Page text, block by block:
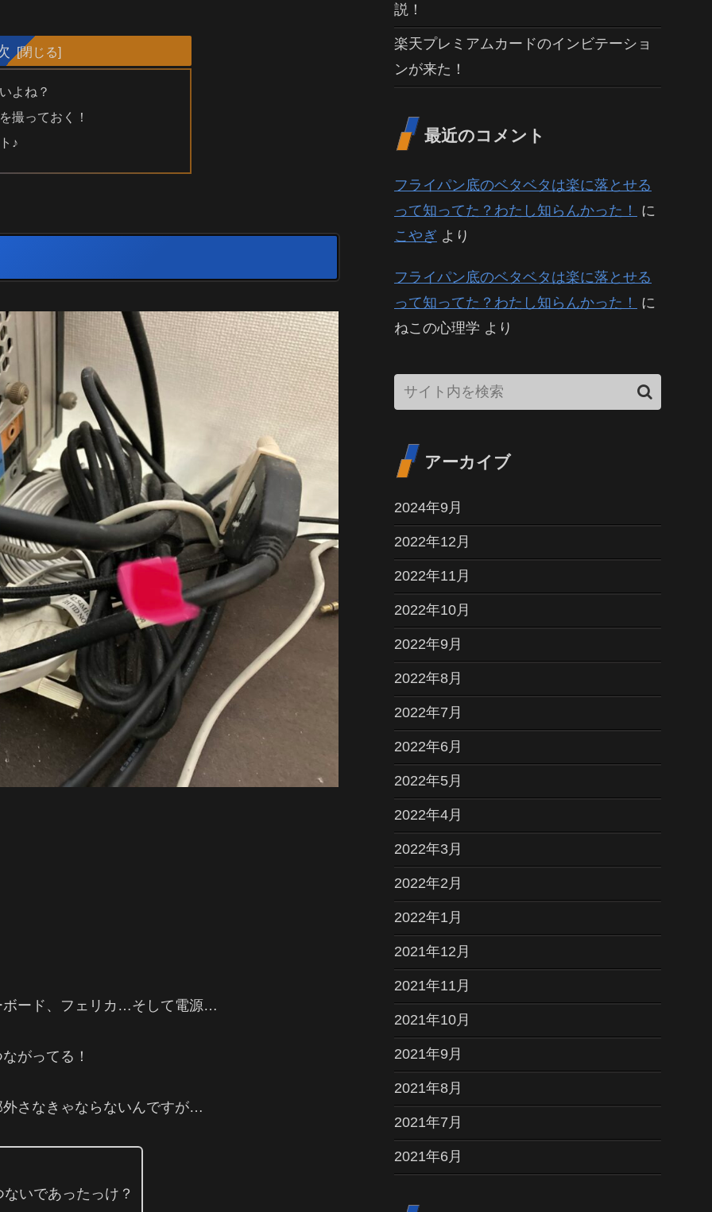
よね？
撮っておく！
♪
ボード、フェリカ…そして電源…
がってる！
さなきゃならないんですが…
いであったっけ？
説！
楽天プレミアムカードのインビテーショ
ンが来た！
最近のコメント
フライパン底のベタベタは楽に落とせる
って知ってた？わたし知らんかった！
に
こやぎ より
フライパン底のベタベタは楽に落とせる
って知ってた？わたし知らんかった！
に
ねこの心理学 より
アーカイブ
2024年9月
2022年12月
2022年11月
2022年10月
2022年9月
2022年8月
2022年7月
2022年6月
2022年5月
2022年4月
2022年3月
2022年2月
2022年1月
2021年12月
2021年11月
2021年10月
2021年9月
2021年8月
2021年7月
2021年6月